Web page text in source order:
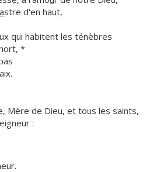
astre d'en haut,
qui habitent les ténèbres
*
Mère de Dieu, et tous les saints,
: